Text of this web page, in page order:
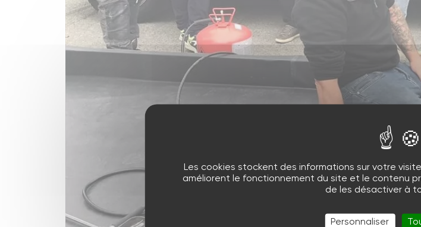
Les cookies stockent des informations sur votre
améliorent le fonctionnement du site et le contenu
de les désactiver à
Personnaliser